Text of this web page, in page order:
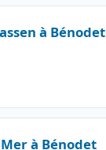
à Bénodet
à Bénodet